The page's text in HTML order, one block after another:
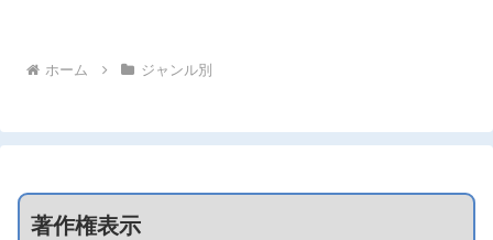
ホーム ジャンル別
著作権表示